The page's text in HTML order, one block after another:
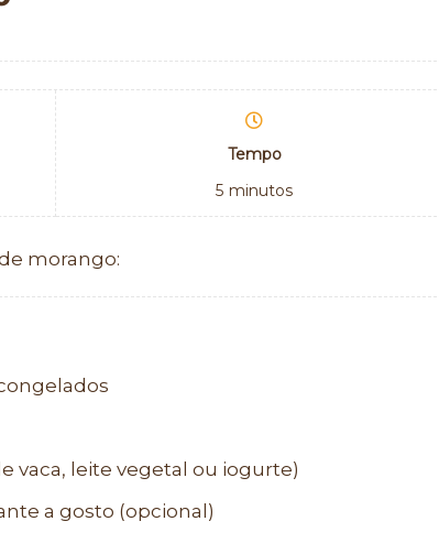
Tempo
5 minutos
morango:
vaca, leite vegetal ou iogurte)
a gosto (opcional)